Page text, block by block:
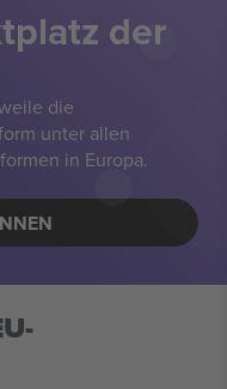
der
die
unter allen
in Europa.